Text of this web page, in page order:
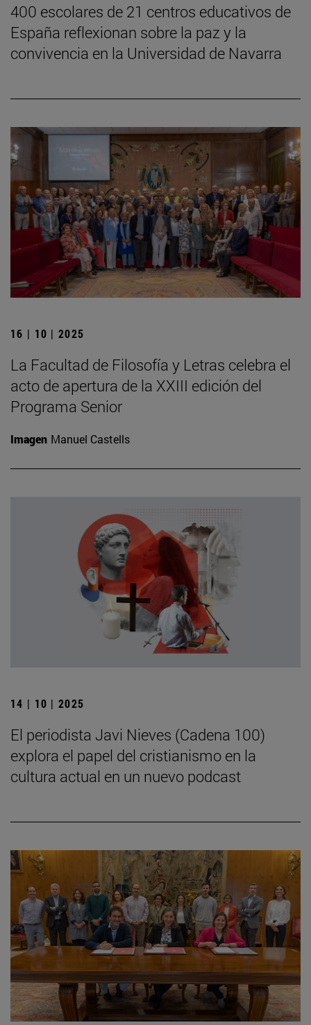
400 escolares de 21 centros educativos de
España reflexionan sobre la paz y la
convivencia en la Universidad de Navarra
16 | 10 | 2025
La Facultad de Filosofía y Letras celebra el
acto de apertura de la XXIII edición del
Programa Senior
Imagen Manuel Castells
14 | 10 | 2025
El periodista Javi Nieves (Cadena 100)
explora el papel del cristianismo en la
cultura actual en un nuevo podcast